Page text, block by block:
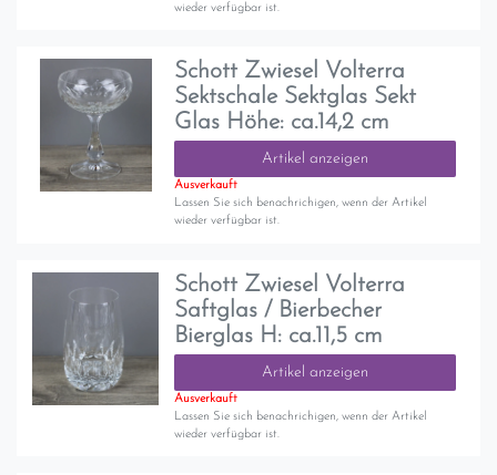
wieder verfügbar ist.
Schott Zwiesel Volterra
Sektschale Sektglas Sekt
Glas Höhe: ca.14,2 cm
Artikel anzeigen
Ausverkauft
Lassen Sie sich benachrichigen, wenn der Artikel
wieder verfügbar ist.
Schott Zwiesel Volterra
Saftglas / Bierbecher
Bierglas H: ca.11,5 cm
Artikel anzeigen
Ausverkauft
Lassen Sie sich benachrichigen, wenn der Artikel
wieder verfügbar ist.